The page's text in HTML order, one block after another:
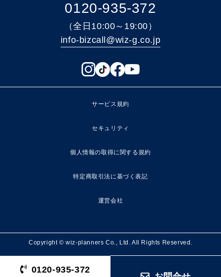
0120-935-372
（全日10:00～19:00）
info-bizcall@wiz-g.co.jp
サービス規約
セキュリティ
個人情報の取得に関する規約
特定商取引法に基づく表記
運営会社
Copyright © wiz-planners Co., Ltd. All Rights Reserved.
0120-935-372